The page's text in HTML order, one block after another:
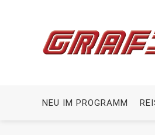
NEU IM PROGRAMM